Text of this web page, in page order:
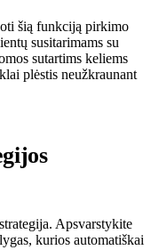
šią funkciją pirkimo
susitarimams su
sutartims keliems
plėstis neužkraunant
Apsvarstykite
kurios automatiškai